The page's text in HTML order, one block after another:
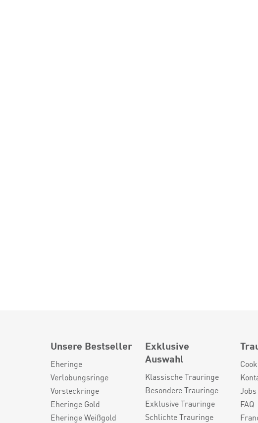
Unsere Bestseller
Eheringe
Verlobungsringe
Vorsteckringe
Eheringe Gold
Eheringe Weißgold
Exklusive
Auswahl
Klassische Trauringe
Besondere Trauringe
Exklusive Trauringe
Schlichte Trauringe
FAQ